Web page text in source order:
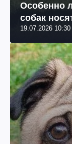
Особенно
собак
19.07.2026 10:30